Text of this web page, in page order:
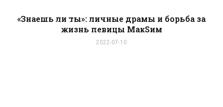
«Знаешь ли ты»: личные драмы и борьба за
жизнь певицы МакSим
2022-07-10